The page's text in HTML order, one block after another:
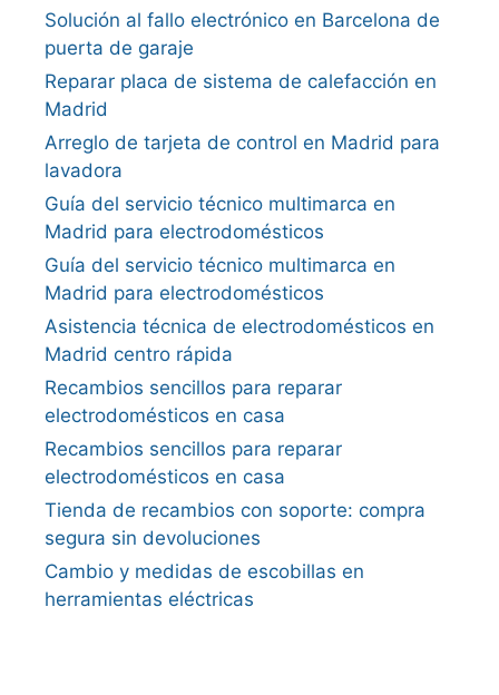
Solución al fallo electrónico en Barcelona de
puerta de garaje
Reparar placa de sistema de calefacción en
Madrid
Arreglo de tarjeta de control en Madrid para
lavadora
Guía del servicio técnico multimarca en
Madrid para electrodomésticos
Guía del servicio técnico multimarca en
Madrid para electrodomésticos
Asistencia técnica de electrodomésticos en
Madrid centro rápida
Recambios sencillos para reparar
electrodomésticos en casa
Recambios sencillos para reparar
electrodomésticos en casa
Tienda de recambios con soporte: compra
segura sin devoluciones
Cambio y medidas de escobillas en
herramientas eléctricas